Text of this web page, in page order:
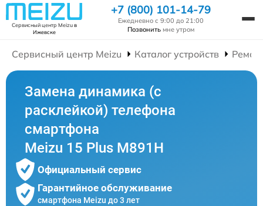
Сервисный центр Meizuв
Ижевске
+7 (800) 101-14-79
Ежедневно с 9:00 до 21:00
Позвонить мне утром
Сервисный центр Meizu Каталог устройств
Замена динамика (с
расклейкой) телефона
смартфона
Meizu 15 Plus M891H
Официальный сервис
Гарантийное обслуживание
смартфона Meizu до 3 лет